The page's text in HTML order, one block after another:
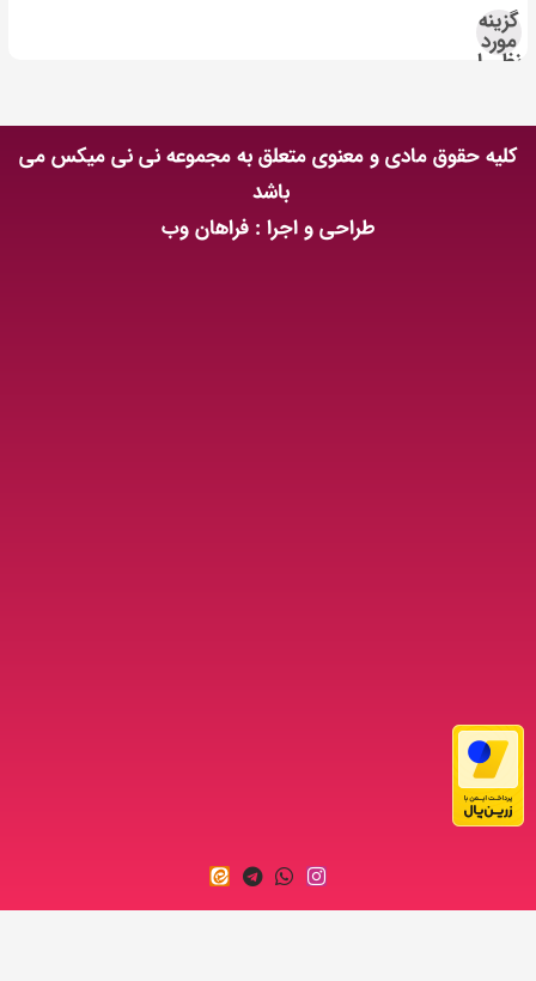
گزینه
مورد
نظر را
کلیه حقوق مادی و معنوی متعلق به مجموعه نی نی میکس می
باشد
طراحی و اجرا : فراهان وب